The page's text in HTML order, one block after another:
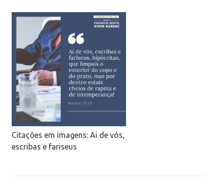
Citações em imagens: Ai de vós,
escribas e fariseus